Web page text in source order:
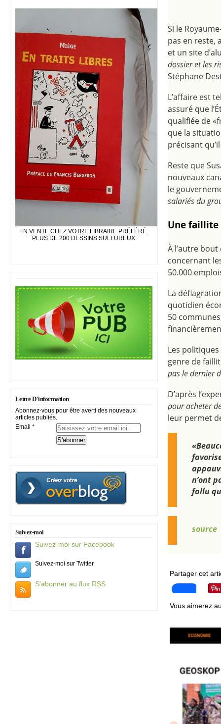
EN VENTE CHEZ VOTRE LIBRAIRE PRÉFÉRÉ.
PLUS DE 200 DESSINS SULFUREUX
Lettre D'information
Abonnez-vous pour être averti des nouveaux
articles publiés.
Email
Suivez-moi
Suivez-moi sur Facebook
Suivez-moi sur Twitter
S'abonner au flux RSS
​Si le
pas en reste,
et un site
dossier et les
Stéphane
L’affaire est
assuré que
qualifiée de
que la
précisant
Reste que
nouveaux
le
salariés du
Une faillite
À l’autre
concernant
50.000
La
quotidien
50
Les
genre de
pas le dernier
D’après
pour acheter
leur permet
n’ont
fallu
source
Partager cet
Vous aimerez